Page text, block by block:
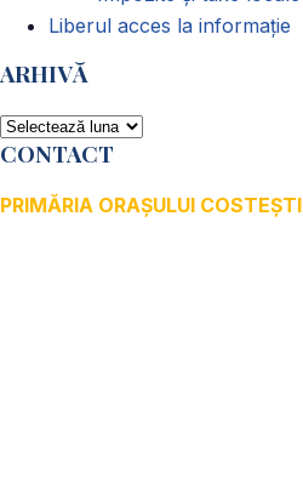
Liberul acces la informație
ARHIVĂ
ARHIVĂ
CONTACT
PRIMĂRIA ORAȘULUI COSTEȘTI